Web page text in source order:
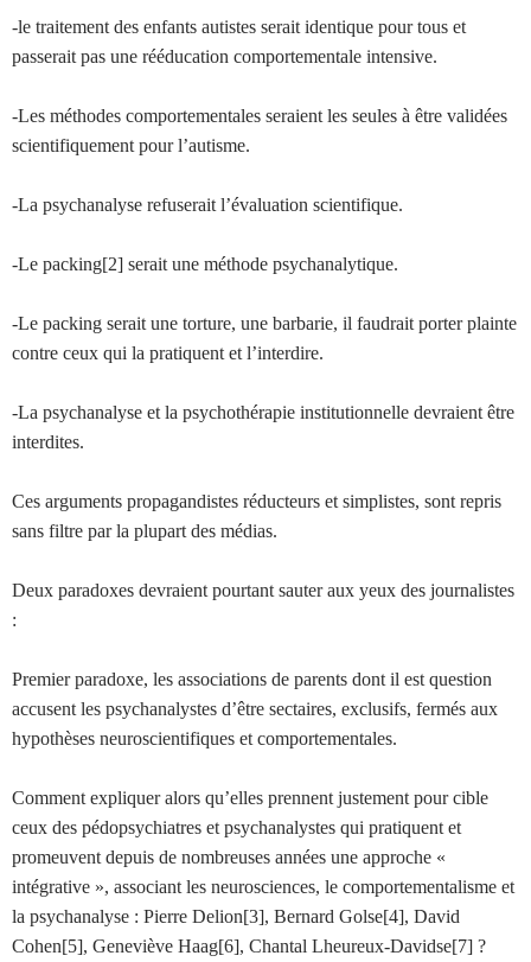
-le traitement des enfants autistes serait identique pour tous et
passerait pas une rééducation comportementale intensive.
-Les méthodes comportementales seraient les seules à être validées
scientifiquement pour l’autisme.
-La psychanalyse refuserait l’évaluation scientifique.
-Le packing[2] serait une méthode psychanalytique.
-Le packing serait une torture, une barbarie, il faudrait porter plainte
contre ceux qui la pratiquent et l’interdire.
-La psychanalyse et la psychothérapie institutionnelle devraient être
interdites.
Ces arguments propagandistes réducteurs et simplistes, sont repris
sans filtre par la plupart des médias.
Deux paradoxes devraient pourtant sauter aux yeux des journalistes
:
Premier paradoxe, les associations de parents dont il est question
accusent les psychanalystes d’être sectaires, exclusifs, fermés aux
hypothèses neuroscientifiques et comportementales.
Comment expliquer alors qu’elles prennent justement pour cible
ceux des pédopsychiatres et psychanalystes qui pratiquent et
promeuvent depuis de nombreuses années une approche «
intégrative », associant les neurosciences, le comportementalisme et
la psychanalyse : Pierre Delion[3], Bernard Golse[4], David
Cohen[5], Geneviève Haag[6], Chantal Lheureux-Davidse[7] ?